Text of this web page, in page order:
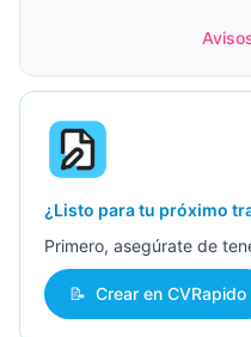
¿Listo para tu próximo
Primero, asegúrate de
📝 Crear en CVRapido